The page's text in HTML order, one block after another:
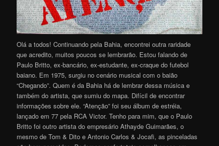
Olá a todos! Continuando pela Bahia, encontrei outra raridade
que acredito, muitos poucos se lembrarão. Estou falando de
Paulo Britto, ex-bancário, ex-estudante, ex-craque do futebol
baiano. Em 1975, surgiu no cenário musical com o baião
“Chegando”. Quem é da Bahia há de lembrar dessa música e
também do artista, que sumiu do mapa. Difícil de encontrar
informações sobre ele. “Atenção” foi seu álbum de estréia,
lançado em 77 pela RCA Victor. Tenho para mim, que o Paulo
Britto foi outro artista do empresário Athayde Guimarães, o
mesmo de Tom & Dito e Antonio Carlos & Jocafi, as pinceladas